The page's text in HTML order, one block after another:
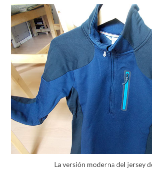
La versión moderna del jersey